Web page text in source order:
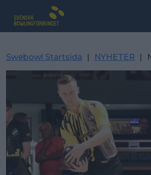
Swebowl Startsida | NYHETER |